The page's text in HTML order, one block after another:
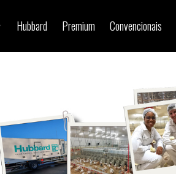
Hubbard Premium Convencionais